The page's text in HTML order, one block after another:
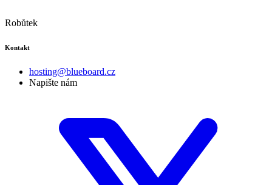
Robůtek
Kontakt
hosting@blueboard.cz
Napište nám